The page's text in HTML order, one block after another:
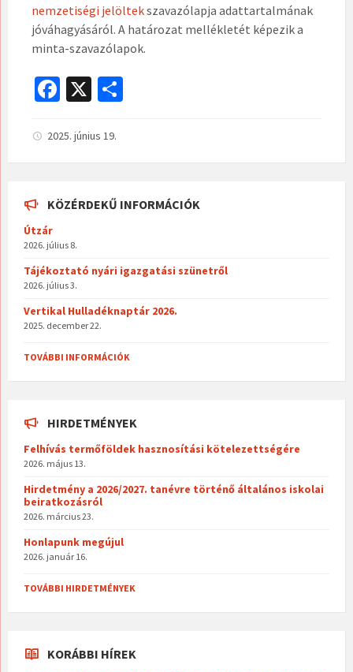
nemzetiségi jelöltekszavazólapja adattartalmának
jóváhagyásáról. A határozat mellékletét képezik a
minta-szavazólapok.
Fa
b
o
o
k
X
m
2025. június 19.
KÖZÉRDEKŰ INFORMÁCIÓK
Útzár
2026. július 8.
Tájékoztató nyári igazgatási szünetről
2026. július 3.
Vertikal Hulladéknaptár 2026.
2025. december 22.
TOVÁBBI INFORMÁCIÓK
HIRDETMÉNYEK
Felhívás termőföldek hasznosítási kötelezettségére
2026. május 13.
Hirdetmény a 2026/2027. tanévre történő általános iskolai
beiratkozásról
2026. március 23.
Honlapunk megújul
2026. január 16.
TOVÁBBI HIRDETMÉNYEK
KORÁBBI HÍREK